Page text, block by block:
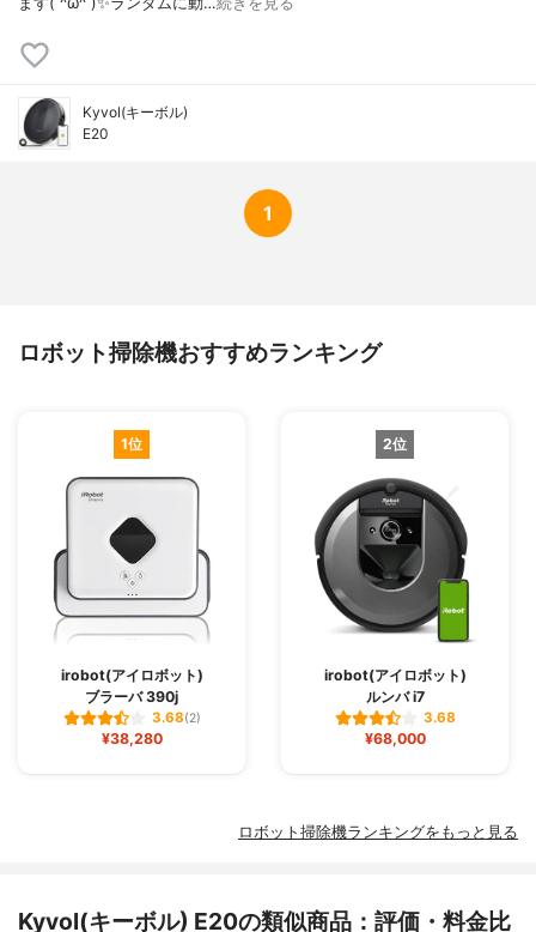
Kyvol(キーボル)
E20
1
ロボット掃除機おすすめランキング
1位
irobot(アイロボット)
ブラーバ 390j
3.68(2)
¥38,280
2位
irobot(アイロボット)
ルンバ i7
3.68
¥68,000
ロボット掃除機ランキングをもっと見る
Kyvol(キーボル) E20の類似商品：評価・料金比